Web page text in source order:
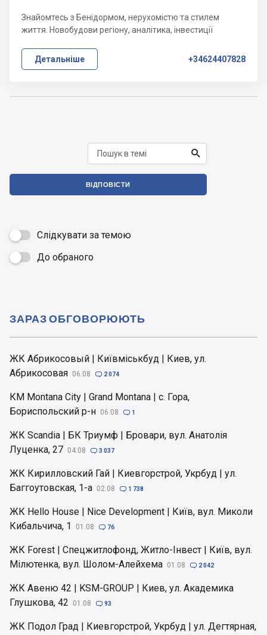
Знайомтесь з Бенідормом, нерухомістю та стилем
життя. Новобудови регіону, аналітика, інвестиції
Детальніше +34624407828

ВІДПОВІСТИ
Слідкувати за темою
 До обраного
ЖК Абрикосовый | Київміськбуд | Киев, ул.
Абрикосовая 06.08  2 074
КМ Montana City | Grand Montana | с. Гора,
Бориспольский р-н 06.08  1
ЖК Scandia | БК Триумф | Бровари, вул. Анатолія
Луценка, 27 04.08  3 037
ЖК Кирилловский Гай | Киевгорстрой, Укрбуд | ул.
Баггоутовская, 1-а 02.08  1 738
ЖК Hello House | Nice Development | Київ, вул. Миколи
Кибальчича, 1
01.08  76
ЖК Forest | Спецжитлофонд, Житло-Інвест | Київ, вул.
Мілютенка, вул. Шолом-Алейхема 01.08  2 042
ЖК Авеню 42 | KSM-GROUP | Киев, ул. Академика
Глушкова, 42
01.08  93
ЖК Подол Град | Киевгорстрой, Укрбуд | ул. Дегтярная,
ЗАРАЗ ОБГОВОРЮЮТЬ